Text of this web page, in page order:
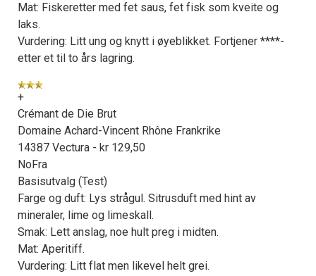
Mat: Fiskeretter med fet saus, fet fisk som kveite og
laks.
Vurdering: Litt ung og knytt i øyeblikket. Fortjener ****-
etter et til to års lagring.
+
Crémant de Die Brut
Domaine Achard-Vincent Rhône Frankrike
14387 Vectura - kr 129,50
NoFra
Basisutvalg (Test)
Farge og duft: Lys strågul. Sitrusduft med hint av
mineraler, lime og limeskall.
Smak: Lett anslag, noe hult preg i midten.
Mat: Aperitiff.
Vurdering: Litt flat men likevel helt grei.